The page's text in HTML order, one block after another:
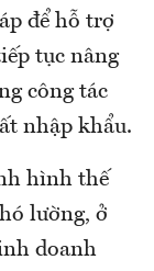
để hỗ trợ
tục nâng
công tác
nhập khẩu.
hình thế
lường, ở
doanh